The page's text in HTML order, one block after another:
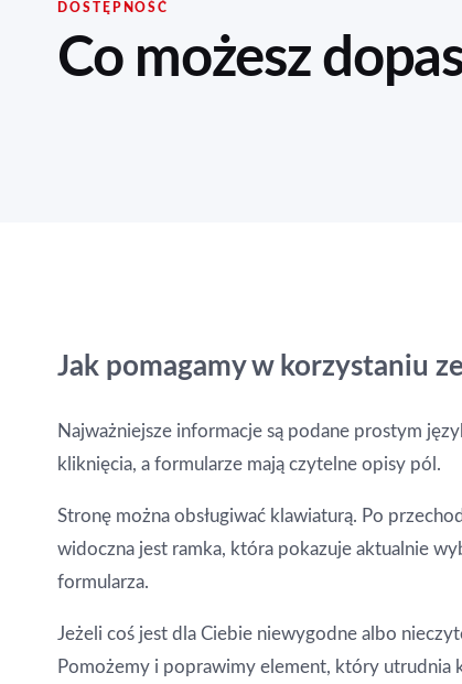
DOSTĘPNOŚĆ
Co możesz
Jak pomagamy w korzystaniu
Najważniejsze informacje są podane prostym
kliknięcia, a formularze mają czytelne opisy pól.
Stronę można obsługiwać klawiaturą. Po
widoczna jest ramka, która pokazuje aktualnie
formularza.
Jeżeli coś jest dla Ciebie niewygodne albo
Pomożemy i poprawimy element, który utrudnia